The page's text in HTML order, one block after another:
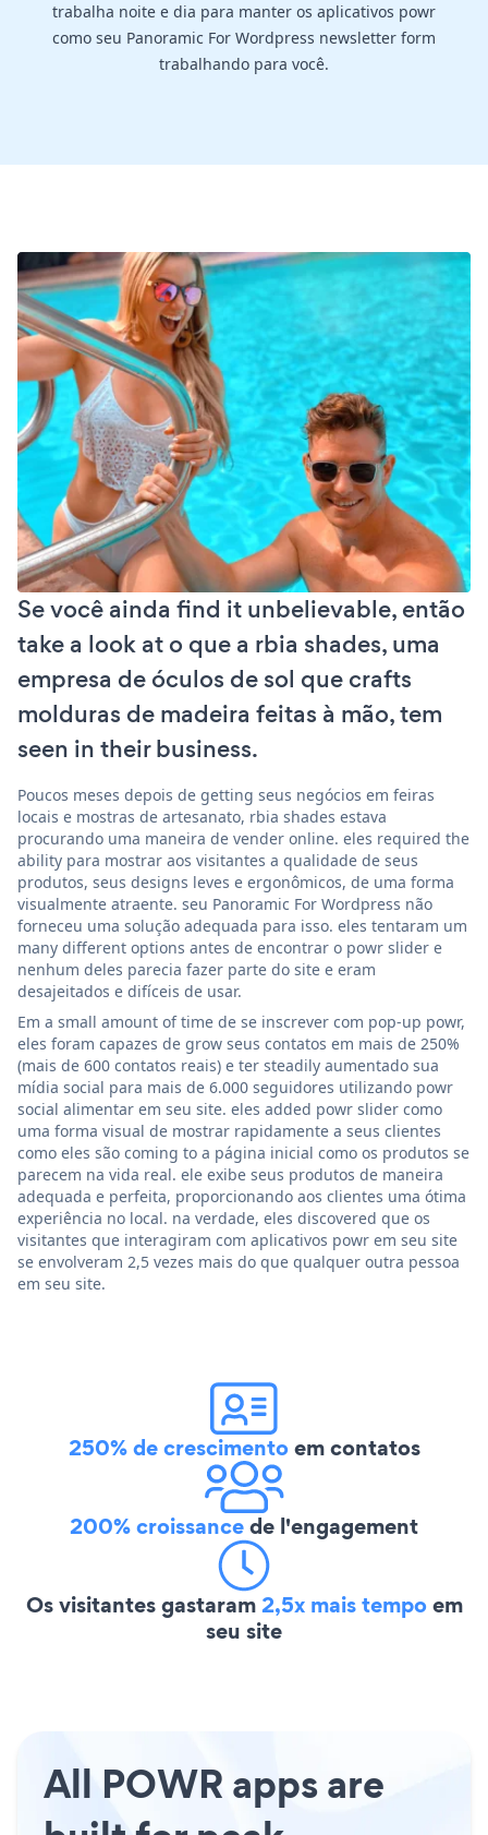
trabalha noite e dia para manter os aplicativos powr
como seu Panoramic For Wordpress newsletter form
trabalhando para você.
Se você ainda find it unbelievable, então
take a look at o que a rbia shades, uma
empresa de óculos de sol que crafts
molduras de madeira feitas à mão, tem
seen in their business.
Poucos meses depois de getting seus negócios em feiras
locais e mostras de artesanato, rbia shades estava
procurando uma maneira de vender online. eles required the
ability para mostrar aos visitantes a qualidade de seus
produtos, seus designs leves e ergonômicos, de uma forma
visualmente atraente. seu Panoramic For Wordpress não
forneceu uma solução adequada para isso. eles tentaram um
many different options antes de encontrar o powr slider e
nenhum deles parecia fazer parte do site e eram
desajeitados e difíceis de usar.
Em a small amount of time de se inscrever com pop-up powr,
eles foram capazes de grow seus contatos em mais de 250%
(mais de 600 contatos reais) e ter steadily aumentado sua
mídia social para mais de 6.000 seguidores utilizando powr
social alimentar em seu site. eles added powr slider como
uma forma visual de mostrar rapidamente a seus clientes
como eles são coming to a página inicial como os produtos se
parecem na vida real. ele exibe seus produtos de maneira
adequada e perfeita, proporcionando aos clientes uma ótima
experiência no local. na verdade, eles discovered que os
visitantes que interagiram com aplicativos powr em seu site
se envolveram 2,5 vezes mais do que qualquer outra pessoa
em seu site.
250% de crescimentoem contatos
200% croissancede l'engagement
Os visitantes gastaram2,5x mais tempoem
seu site
All POWR apps are